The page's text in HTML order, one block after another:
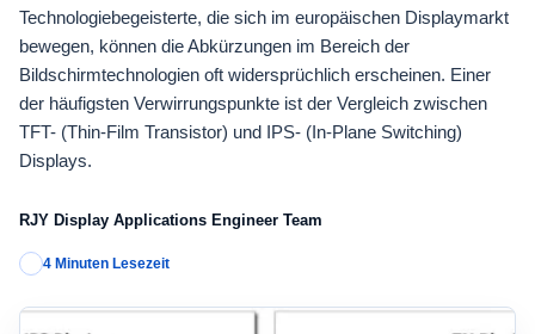
Technologiebegeisterte, die sich im europäischen Displaymarkt
bewegen, können die Abkürzungen im Bereich der
Bildschirmtechnologien oft widersprüchlich erscheinen. Einer
der häufigsten Verwirrungspunkte ist der Vergleich zwischen
TFT- (Thin-Film Transistor) und IPS- (In-Plane Switching)
Displays.
RJY Display Applications Engineer Team
4 Minuten Lesezeit